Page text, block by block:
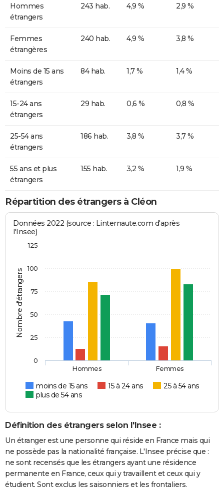
Hommes
étrangers
243 hab. 4,9 % 2,9 %
Femmes
étrangères
240 hab. 4,9 % 3,8 %
Moins de 15 ans
étrangers
84 hab. 1,7 % 1,4 %
15-24 ans
étrangers
29 hab. 0,6 % 0,8 %
25-54 ans
étrangers
186 hab. 3,8 % 3,7 %
55 ans et plus
étrangers
155 hab. 3,2 % 1,9 %
Répartition des étrangers à Cléon
Nombre d'étrangers
Données 2022 (source : Linternaute.com d'après
l'Insee)
moins de 15 ans 15 à 24 ans
25 à 54 ans
plus de 54 ans
Hommes Femmes
0
25
50
75
100
125
Définition des étrangers selon l'Insee :
Un étranger est une personne qui réside en France mais qui
ne possède pas la nationalité française. L'Insee précise que :
ne sont recensés que les étrangers ayant une résidence
permanente en France, ceux qui y travaillent et ceux qui y
étudient. Sont exclus les saisonniers et les frontaliers.